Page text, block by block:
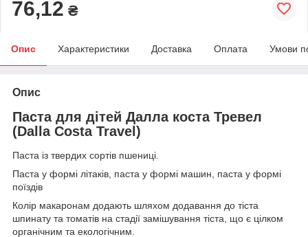
76,12 ₴
Опис Характеристики Доставка Оплата Умови
Опис
Паста для дітей Далла коста Тревел
(Dalla Costa Travel )
Паста із твердих сортів пшениці.
Паста у формі літаків, паста у формі машин, паста у формі
поїздів
Колір макаронам додають шляхом додавання до тіста
шпинату та томатів на стадії замішування тіста, що є цілком
органічним та екологічним.